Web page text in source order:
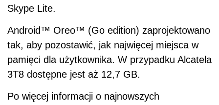
Skype Lite.
Android™ Oreo™ (Go edition) zaprojektowano
tak, aby pozostawić, jak najwięcej miejsca w
pamięci dla użytkownika. W przypadku Alcatela
3T8 dostępne jest aż 12,7 GB.
Po więcej informacji o najnowszych